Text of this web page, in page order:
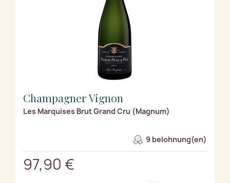
Champagner Vignon
Les Marquises Brut Grand Cru (Magnum)
9 belohnung(en)
97,90 €